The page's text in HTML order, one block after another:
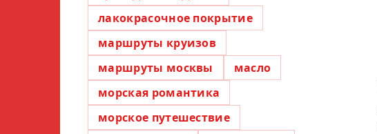
лакокрасочное покрытие
маршруты круизов
маршруты москвы
масло
морская романтика
морское путешествие